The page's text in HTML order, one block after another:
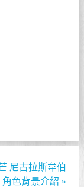
尼古拉斯韋伯
角色背景介紹 »